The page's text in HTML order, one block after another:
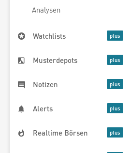
Analysen
Watchlists
Musterdepots
Notizen
Alerts
Realtime Börsen